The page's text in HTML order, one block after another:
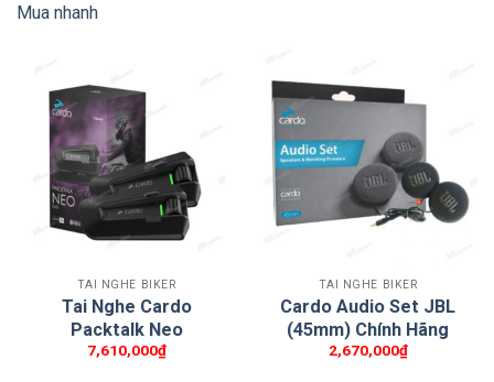
Mua nhanh
TAI NGHE BIKER
Tai Nghe Cardo
Packtalk Neo
7,610,000₫
TAI NGHE BIKER
Cardo Audio Set JBL
(45mm) Chính Hãng
2,670,000₫